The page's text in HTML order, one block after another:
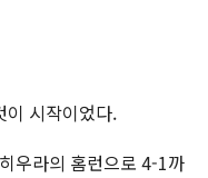
이 시작이었다.
우라의 홈런으로 4-1까